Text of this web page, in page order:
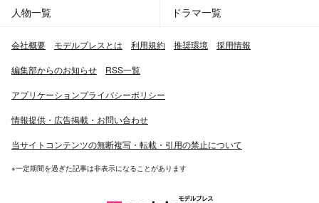
人物一覧 ドラマ一覧
会社概要 モデルプレスとは 利用規約 推奨環境 採用情報
編集部からのお知らせ RSS一覧
アプリケーションプライバシーポリシー
情報提供・広告掲載・お問い合わせ
当サイトコンテンツの無断複写・転載・引用の禁止について
※一定期間を過ぎた記事は非表示になることがあります